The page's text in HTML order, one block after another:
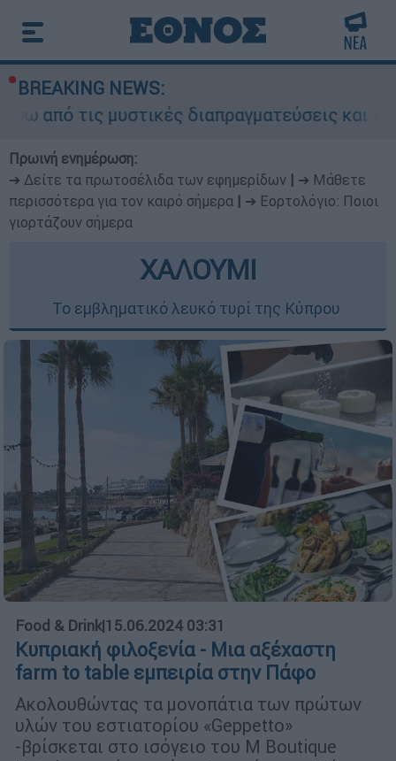
BREAKING NEWS:
διαπραγματεύσεις και γιατί
Πρωινή ενημέρωση:
➔ Δείτε τα πρωτοσέλιδα των εφημερίδων
➔ Μάθετε
περισσότερα για τον καιρό σήμερα
➔ Εορτολόγιο: Ποιοι
γιορτάζουν σήμερα
ΧΑΛΟΥΜΙ
Το εμβληματικό λευκό τυρί της Κύπρου
Food & Drink|15.06.2024 03:31
Κυπριακή φιλοξενία - Μια αξέχαστη
farm to table εμπειρία στην Πάφο
Ακολουθώντας τα μονοπάτια των πρώτων
υλών του εστιατορίου «Geppetto»
-βρίσκεται στο ισόγειο του M Boutique